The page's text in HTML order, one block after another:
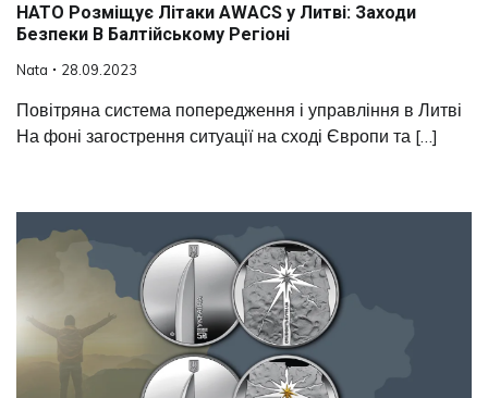
НАТО Розміщує Літаки AWACS у Литві: Заходи
Безпеки В Балтійському Регіоні
Nata 28.09.2023
Повітряна система попередження і управління в Литві
На фоні загострення ситуації на сході Європи та […]